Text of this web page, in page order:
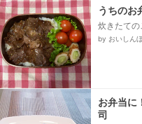
炊きたて
れ、塩、黒
by おいしん
お弁当に
司